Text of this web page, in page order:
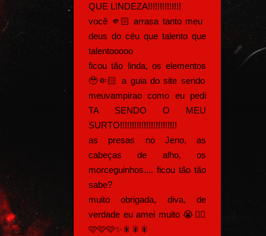
QUE LINDEZA!!!!!!!!!!!!!!
você 🫵🏻 arrasa tanto meu
deus do céu que talento que
talentooooo
ficou tão linda, os elementos
🥹🤏🏻 a guia do site sendo
meuvampirao como eu pedi
TA SENDO O MEU
SURTO!!!!!!!!!!!!!!!!!!!!!!!!
as presas no Jeno, as
cabeças de alho, os
morceguinhos.... ficou tão tão
sabe?
muito obrigada, diva, de
verdade eu amei muito 😭☝🏻
🩷🩷🩷✨️🎇🎇🎇